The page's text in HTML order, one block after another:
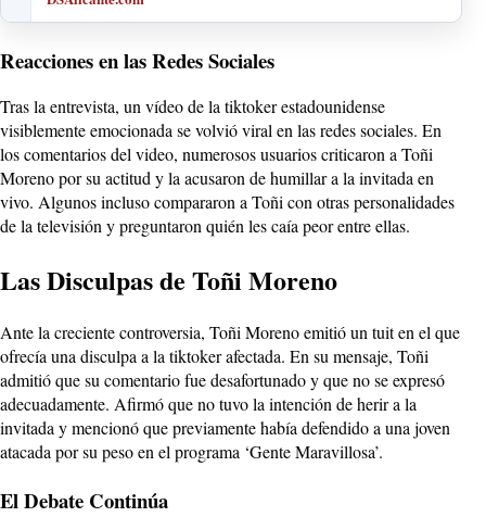
Reacciones en las Redes Sociales
Tras la entrevista, un vídeo de la tiktoker estadounidense
visiblemente emocionada se volvió viral en las redes sociales. En
los comentarios del video, numerosos usuarios criticaron a Toñi
Moreno por su actitud y la acusaron de humillar a la invitada en
vivo. Algunos incluso compararon a Toñi con otras personalidades
de la televisión y preguntaron quién les caía peor entre ellas.
Las Disculpas de Toñi Moreno
Ante la creciente controversia, Toñi Moreno emitió un tuit en el que
ofrecía una disculpa a la tiktoker afectada. En su mensaje, Toñi
admitió que su comentario fue desafortunado y que no se expresó
adecuadamente. Afirmó que no tuvo la intención de herir a la
invitada y mencionó que previamente había defendido a una joven
atacada por su peso en el programa ‘Gente Maravillosa’.
El Debate Continúa